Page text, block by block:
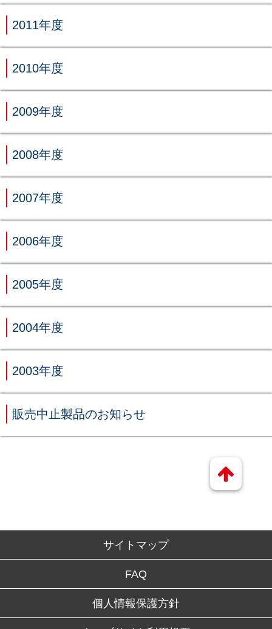
2011年度
2010年度
2009年度
2008年度
2007年度
2006年度
2005年度
2004年度
2003年度
販売中止製品のお知らせ
サイトマップ
FAQ
個人情報保護方針